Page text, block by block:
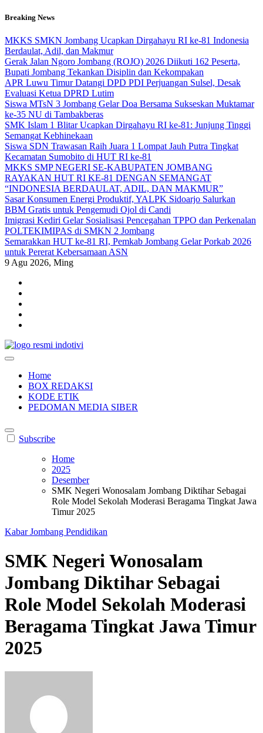
Skip
content
Breaking News
MKKS SMKN Jombang Ucapkan Dirgahayu RI ke-81 Indonesia
Berdaulat, Adil, dan Makmur
Gerak Jalan Ngoro Jombang (ROJO) 2026 Diikuti 162 Peserta,
Bupati Jombang Tekankan Disiplin dan Kekompakan
APR Luwu Timur Datangi DPD PDI Perjuangan Sulsel, Desak
Evaluasi Ketua DPRD Lutim
Siswa MTsN 3 Jombang Gelar Doa Bersama Sukseskan Muktamar
ke-35 NU di Tambakberas
SMK Islam 1 Blitar Ucapkan Dirgahayu RI ke-81: Junjung Tinggi
Semangat Kebhinekaan
Siswa SDN Trawasan Raih Juara 1 Lompat Jauh Putra Tingkat
Kecamatan Sumobito di HUT RI ke-81
MKKS SMP NEGERI SE-KABUPATEN JOMBANG
RAYAKAN HUT RI KE-81 DENGAN SEMANGAT
“INDONESIA BERDAULAT, ADIL, DAN MAKMUR”
Sasar Konsumen Energi Produktif, YALPK Sidoarjo Salurkan
BBM Gratis untuk Pengemudi Ojol di Candi
Imigrasi Kediri Gelar Sosialisasi Pencegahan TPPO dan Perkenalan
POLTEKIMIPAS di SMKN 2 Jombang
Semarakkan HUT ke-81 RI, Pemkab Jombang Gelar Porkab 2026
untuk Pererat Kebersamaan ASN
9 Agu 2026, Ming
Home
BOX REDAKSI
KODE ETIK
PEDOMAN MEDIA SIBER
Subscribe
Home
2025
Desember
SMK Negeri Wonosalam Jombang Diktihar Sebagai
Role Model Sekolah Moderasi Beragama Tingkat Jawa
Timur 2025
Kabar Jombang Pendidikan
SMK Negeri Wonosalam
Jombang Diktihar Sebagai
Role Model Sekolah Moderasi
Beragama Tingkat Jawa Timur
2025